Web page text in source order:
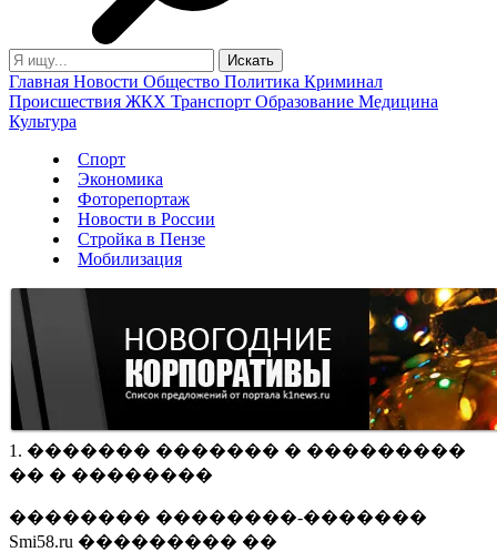
Главная Новости Общество Политика Криминал
Происшествия ЖКХ Транспорт Образование Медицина
Культура
Спорт
Экономика
Фоторепортаж
Новости в России
Стройка в Пензе
Мобилизация
1. ������� ������� � ���������
�� � ��������
�������� ��������-�������
Smi58.ru ��������� ��